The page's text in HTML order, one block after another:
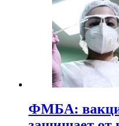
ФМБА: